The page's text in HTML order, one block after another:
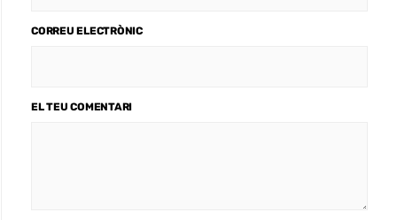
CORREU ELECTRÒNIC
EL TEU COMENTARI